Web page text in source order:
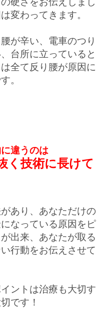
変わってきます。
が辛い、電車のつり
台所に立っていると
全て反り腰が原因に
。
違うのは
く技術に長けて
あり、あなただけの
なっている原因をピ
出来、あなたが取る
行動をお伝えさせて
ントは治療も大切す
です！